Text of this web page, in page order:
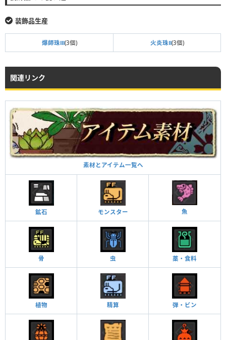
装飾品生産
爆師珠Ⅲ(3個) 火炎珠Ⅱ(3個)
関連リンク
素材とアイテム一覧へ
鉱石 モンスター 魚
骨 虫 薬・食料
植物 精算 弾・ビン